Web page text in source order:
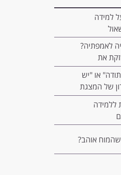
למידה
לאמפתיה?
את
או "יש
של המצגת
במקום?
ללמידה
שהמוח אוהב?